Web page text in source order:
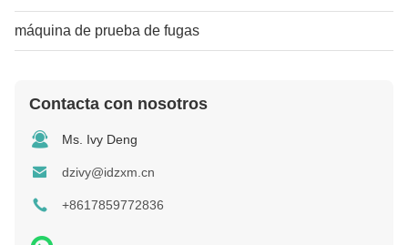
máquina de prueba de fugas
Contacta con nosotros
Ms. Ivy Deng
dzivy@idzxm.cn
+8617859772836